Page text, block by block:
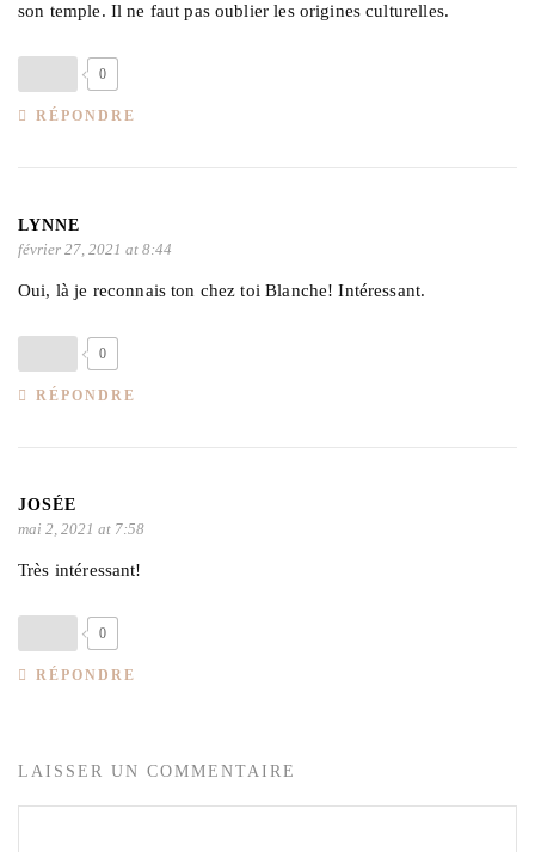
son temple. Il ne faut pas oublier les origines culturelles.
0
RÉPONDRE
LYNNE
février 27, 2021 at 8:44
Oui, là je reconnais ton chez toi Blanche! Intéressant.
0
RÉPONDRE
JOSÉE
mai 2, 2021 at 7:58
Très intéressant!
0
RÉPONDRE
LAISSER UN COMMENTAIRE